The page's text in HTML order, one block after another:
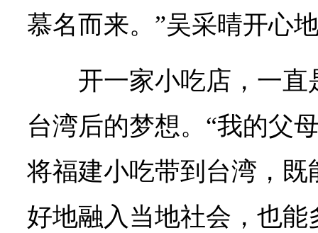
慕名而来。”吴采晴开心
开一家小吃店，一
台湾后的梦想。“我的父
将福建小吃带到台湾，
好地融入当地社会，也